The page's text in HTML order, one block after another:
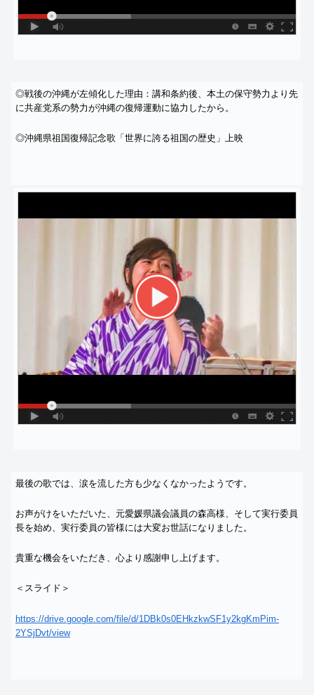
◎戦後の沖縄が左傾化した理由：講和条約後、 本土の保守勢力より先
に共産党系の勢力が沖縄の復帰運動に協力し たから。
◎沖縄県祖国復帰記念歌「世界に誇る祖国の歴史」上映
最後の歌では、涙を流した方も少なくなかったようです。
お声がけをいただいた、元愛媛県議会議員の森高様、 そして実行委員
長を始め、 実行委員の皆様には大変お世話になりました。
貴重な機会をいただき、心より感謝申し上げます。
＜スライド＞
https://drive.google.com/file/d/1DBk0s0EHkzkwSF1y2kgKmPim-
2YSjDvt/view